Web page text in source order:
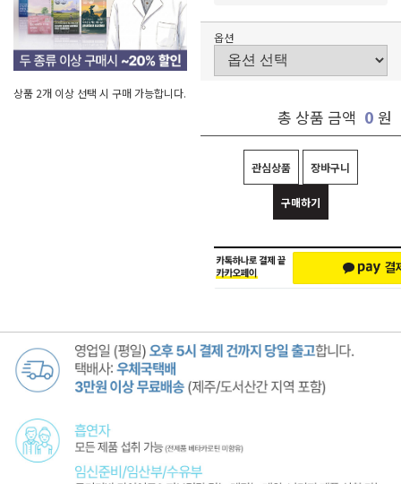
상품 2개 이상 선택 시 구매 가능합니다.
옵션
총 상품 금액 0 원
관심상품 장바구니
구매하기